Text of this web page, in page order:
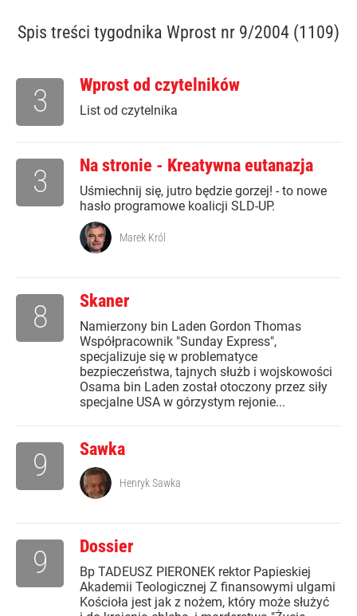
Spis treści tygodnika Wprost nr 9/2004 (1109)
Wprost od czytelników
List od czytelnika
3
Na stronie - Kreatywna eutanazja
Uśmiechnij się, jutro będzie gorzej! - to nowe
hasło programowe koalicji SLD-UP.
3
Marek Król
Skaner
Namierzony bin Laden Gordon Thomas
Współpracownik "Sunday Express",
specjalizuje się w problematyce
bezpieczeństwa, tajnych służb i wojskowości
Osama bin Laden został otoczony przez siły
specjalne USA w górzystym rejonie...
8
Sawka
9 Henryk Sawka
Dossier
Bp TADEUSZ PIERONEK rektor Papieskiej
Akademii Teologicznej Z finansowymi ulgami
Kościoła jest jak z nożem, który może służyć
9